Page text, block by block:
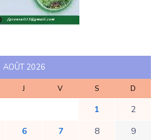
AOÛT 2026
J V S D
1
2
6 7 8
9